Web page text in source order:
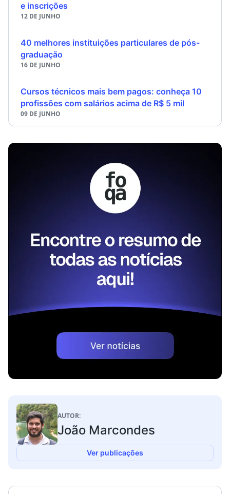
e inscrições
12 DE JUNHO
40 melhores instituições particulares de pós-
graduação
16 DE JUNHO
Cursos técnicos mais bem pagos: conheça 10
profissões com salários acima de R$ 5 mil
09 DE JUNHO
AUTOR:
João Marcondes
Ver publicações